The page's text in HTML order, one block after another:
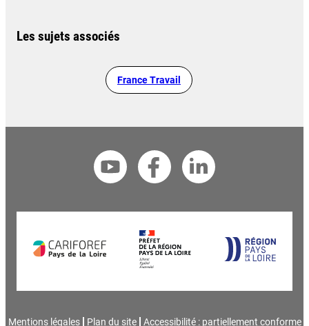
Les sujets associés
France Travail
Mentions légales Plan du site Accessibilité : partiellement conforme